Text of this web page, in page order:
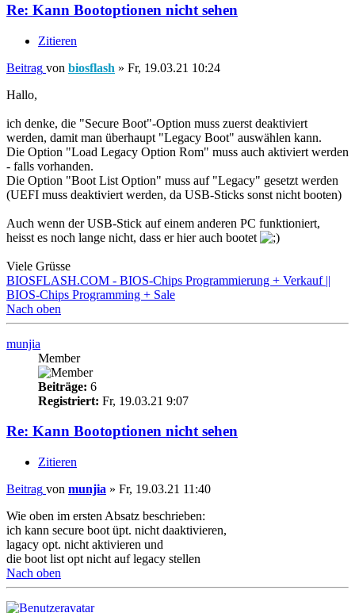
Re: Kann Bootoptionen nicht sehen
Zitieren
Beitrag von biosflash » Fr, 19.03.21 10:24
Hallo,
ich denke, die "Secure Boot"-Option muss zuerst deaktiviert
werden, damit man überhaupt "Legacy Boot" auswählen kann.
Die Option "Load Legacy Option Rom" muss auch aktiviert werden
- falls vorhanden.
Die Option "Boot List Option" muss auf "Legacy" gesetzt werden
(UEFI muss deaktiviert werden, da USB-Sticks sonst nicht booten)
Auch wenn der USB-Stick auf einem anderen PC funktioniert,
heisst es noch lange nicht, dass er hier auch bootet
Viele Grüsse
BIOSFLASH.COM - BIOS-Chips Programmierung + Verkauf ||
BIOS-Chips Programming + Sale
Nach oben
munjia
Member
Beiträge: 6
Registriert: Fr, 19.03.21 9:07
Re: Kann Bootoptionen nicht sehen
Zitieren
Beitrag von munjia » Fr, 19.03.21 11:40
Wie oben im ersten Absatz beschrieben:
ich kann secure boot üpt. nicht daaktivieren,
lagacy opt. nicht aktivieren und
die boot list opt nicht auf legacy stellen
Nach oben